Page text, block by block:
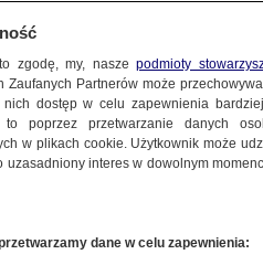
zgodę, my, naszepodmioty
Zaufanych Partnerów może
dostęp w celu zapewnienia
poprzez przetwarzanie danych
w plikach cookie. Użytkownik może
interes w dowolnym
dane w celu zapewnienia: